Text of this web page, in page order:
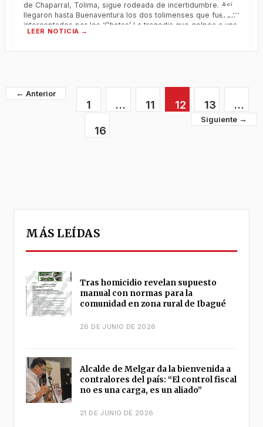
de Chaparral, Tolima, sigue rodeada de incertidumbre. Así
llegaron hasta Buenaventura los dos tolimenses que fueron
interceptados por los ‘Chotas’ La tragedia que golpea a una
familia oriunda de la zona rural de Chaparral, Tolima, sigue
←
1 … 11 12 13
…
16
→
MÁS LEÍDAS
Tras homicidio revelan supuesto
manual con normas para la
comunidad en zona rural de Ibagué
26 DE JUNIO DE 2026
Alcalde de Melgar da la bienvenida a
contralores del país: “El control fiscal
no es una carga, es un aliado”
21 DE JUNIO DE 2026